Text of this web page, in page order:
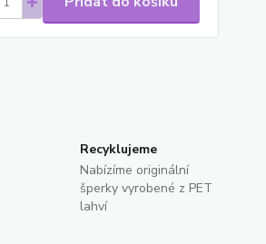
Recyklujeme
Nabízíme originální
šperky vyrobené z PET
lahví